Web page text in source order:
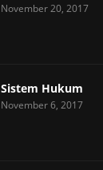
November 20, 2017
Sistem Hukum
November 6, 2017